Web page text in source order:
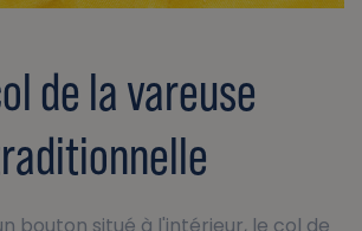
de la vareuse